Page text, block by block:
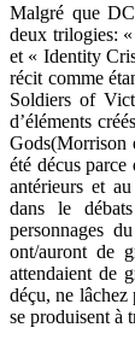
Malgré que
deux trilogies:
et « Identity
récit comme
Soldiers of
d’éléments
Gods(Morrison
été décus parce
antérieurs et
dans le
personnages
ont/auront de
attendaient de
déçu, ne lâchez
se produisent à